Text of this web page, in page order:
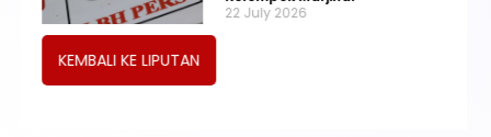
22 July 2026
KEMBALI KE LIPUTAN